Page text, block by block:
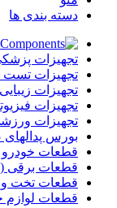
دسته بندی ها
تجهیزات
تجهیزات تست
تجهیزات
تجهیزات
تجهیزات
بورس
قطعات خودرو
قطعات برقی
قطعات تخت
قطعات لوازم